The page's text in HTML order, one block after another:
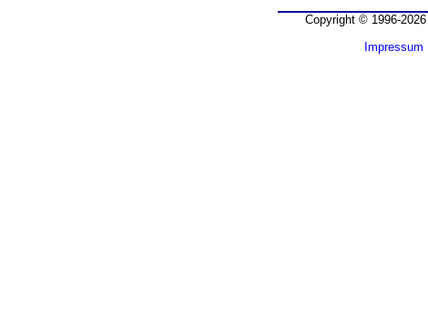
Copyright © 1996-
Impressum